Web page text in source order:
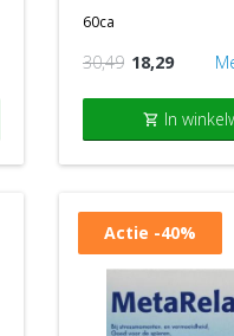
60ca
30,49 18,29
shopping_cart In
Actie -40%